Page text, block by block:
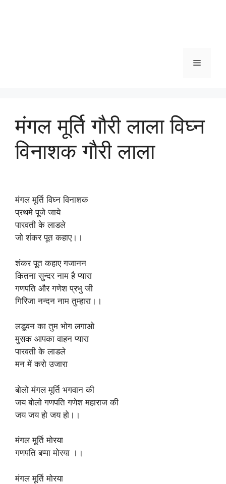
Menu
मंगल मूर्ति गौरी लाला विघ्न
विनाशक गौरी लाला
मंगल मूर्ति विघ्न विनाशक
प्रथमे पूजे जाये
पारवती के लाडले
जो शंकर पूत कहाए।।
शंकर पूत कहाए गजानन
कितना सुन्दर नाम है प्यारा
गणपति और गणेश प्रभु जी
गिरिजा नन्दन नाम तुम्हारा।।
लडूवन का तुम भोग लगाओ
मुसक आपका वाहन प्यारा
पारवती के लाडले
मन में करो उजारा
बोलो मंगल मूर्ति भगवान की
जय बोलो गणपति गणेश महाराज की
जय जय हो जय हो।।
मंगल मूर्ति मोरया
गणपति बप्पा मोरया ।।
मंगल मूर्ति मोरया